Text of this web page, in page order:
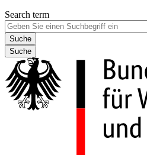
Search term
Suche